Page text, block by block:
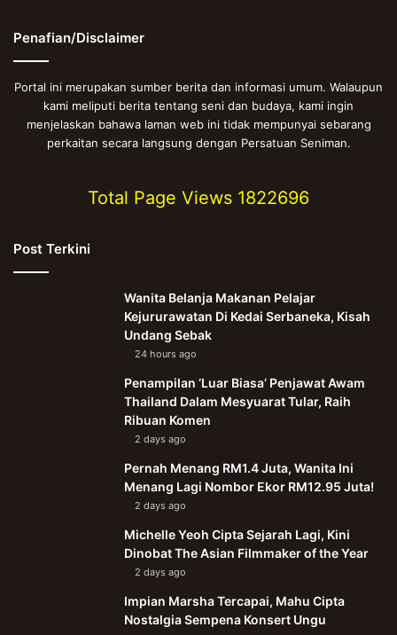
Penafian/Disclaimer
Portal ini merupakan sumber berita dan informasi umum. Walaupun
kami meliputi berita tentang seni dan budaya, kami ingin
menjelaskan bahawa laman web ini tidak mempunyai sebarang
perkaitan secara langsung dengan Persatuan Seniman.
Total Page Views 1822696
Post Terkini
Wanita Belanja Makanan Pelajar
Kejururawatan Di Kedai Serbaneka, Kisah
Undang Sebak
24 hours ago
Penampilan ‘Luar Biasa’ Penjawat Awam
Thailand Dalam Mesyuarat Tular, Raih
Ribuan Komen
2 days ago
Pernah Menang RM1.4 Juta, Wanita Ini
Menang Lagi Nombor Ekor RM12.95 Juta!
2 days ago
Michelle Yeoh Cipta Sejarah Lagi, Kini
Dinobat The Asian Filmmaker of the Year
2 days ago
Impian Marsha Tercapai, Mahu Cipta
Nostalgia Sempena Konsert Ungu